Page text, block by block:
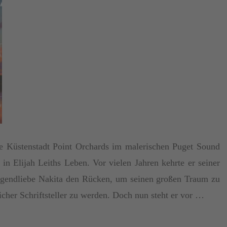
Point Orchards im malerischen Puget Sound
Elijah Leiths Leben. Vor vielen Jahren kehrte er seiner
Nakita den Rücken, um seinen großen Traum zu
Schriftsteller zu werden. Doch nun steht er vor …